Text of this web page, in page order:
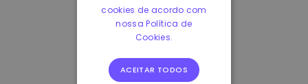
cookies de acordo com
nossa Política de
Cookies.
ACEITAR TODOS